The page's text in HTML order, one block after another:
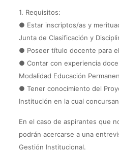
1. Requisitos:
● Estar inscriptos/as y
Junta de Clasificación y
● Poseer título docente para
● Contar con experiencia
Modalidad Educación
● Tener conocimiento del
Institución en la cual
En el caso de aspirantes que
podrán acercarse a una
Gestión Institucional.